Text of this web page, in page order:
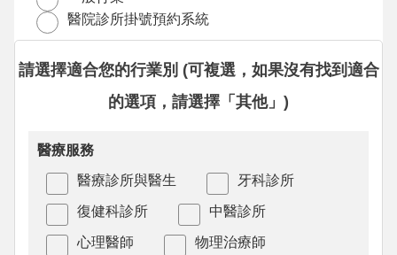
醫院診所掛號預約系統
請選擇適合您的行業別 (可複選，如果沒有找到適合
的選項，請選擇「其他」)
醫療服務
醫療診所與醫生
牙科診所
復健科診所 中醫診所
心理醫師 物理治療師